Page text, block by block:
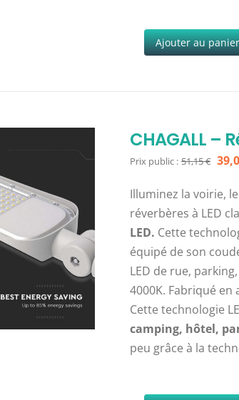
Ajouter au
CHAGALL –
Prix public : 51,15€ Le
Illuminez la voirie,
réverbères à LED
LED. Cette
équipé de son
LED de rue,
4000K. Fabriqué
Cette technologie
camping, hôtel,
peu grâce à la